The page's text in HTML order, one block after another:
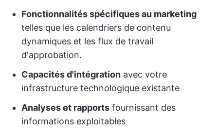
Fonctionnalités spécifiques au marketing
telles que les calendriers de contenu
dynamiques et les flux de travail
d'approbation.
Capacités d'intégration avec votre
infrastructure technologique existante
Analyses et rapports fournissant des
informations exploitables